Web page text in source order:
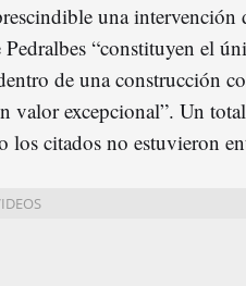
una intervención
“constituyen el
de una construcción
valor excepcional”. Un
los citados no estuvieron